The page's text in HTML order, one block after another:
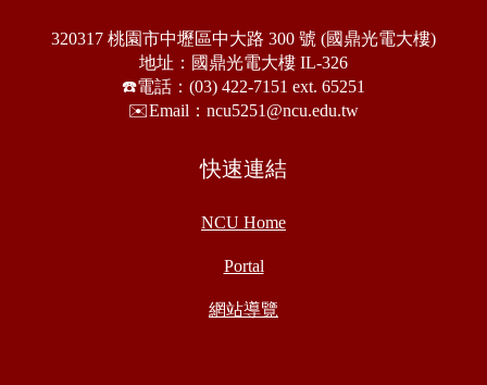
320317 桃園市中壢區中大路 300 號 (國鼎光電大樓)
地址：國鼎光電大樓 IL-326
☎️電話：(03) 422-7151 ext. 65251
✉️Email：ncu5251@ncu.edu.tw
快速連結
NCU Home
Portal
網站導覽